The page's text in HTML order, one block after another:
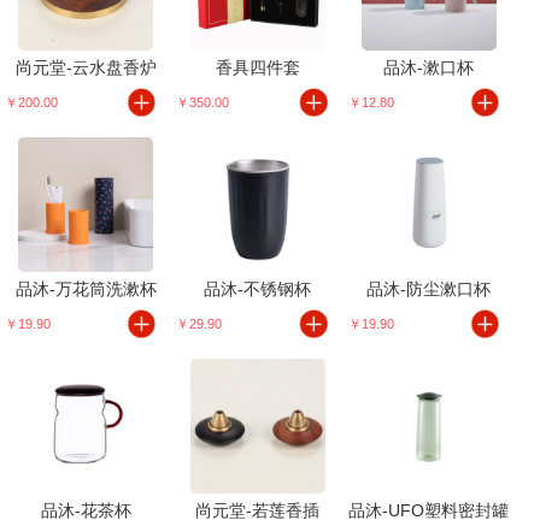
尚元堂-云水盘香炉
￥200.00
香具四件套
￥350.00
品沐-漱口杯
￥12.80
品沐-万花筒洗漱杯
￥19.90
品沐-不锈钢杯
￥29.90
品沐-防尘漱口杯
￥19.90
品沐-花茶杯 尚元堂-若莲香插 品沐-UFO塑料密封罐